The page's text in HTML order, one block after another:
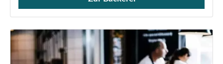
Verkauf von Brötchen,